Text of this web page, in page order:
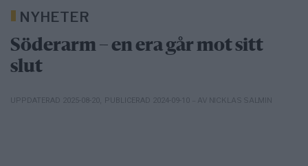
NYHETER
Söderarm – en era går mot sitt
slut
UPPDATERAD 2025-08-20 PUBLICERAD 2024-09-10 – AV NICKLAS SALMIN